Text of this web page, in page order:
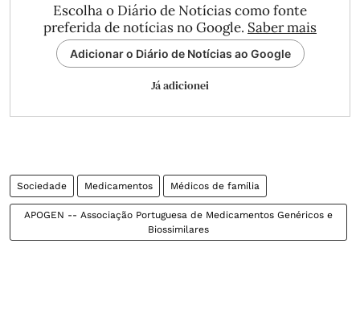
Escolha o Diário de Notícias como fonte
preferida de notícias no Google. Saber mais
Adicionar o Diário de Notícias ao Google
Já adicionei
Sociedade Medicamentos Médicos de família
APOGEN -- Associação Portuguesa de Medicamentos Genéricos e
Biossimilares